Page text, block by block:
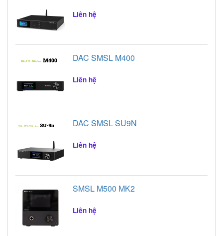
Liên hệ
DAC SMSL M400
Liên hệ
DAC SMSL SU9N
Liên hệ
SMSL M500 MK2
Liên hệ